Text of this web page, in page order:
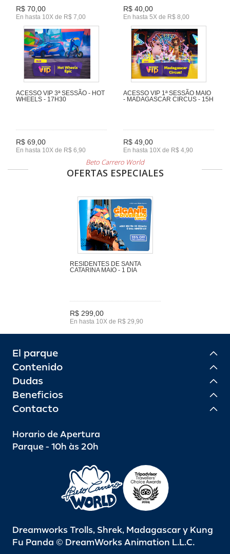
R$ 70,00
En hasta 10X de R$ 7,00
R$ 40,00
En hasta 5X de R$ 8,00
ACESSO VIP 3ª SESSÃO - HOT
WHEELS - 17H30
R$ 69,00
En hasta 10X de R$ 6,90
ACESSO VIP 1ª SESSÃO MAIO
- MADAGASCAR CIRCUS - 15H
R$ 49,00
En hasta 10X de R$ 4,90
Beto Carrero World
OFERTAS ESPECIALES
RESIDENTES DE SANTA
CATARINA MAIO - 1 DIA
R$ 299,00
En hasta 10X de R$ 29,90
El parque
Contenido
Dudas
Beneficios
Contacto
Horario de Apertura
Parque - 10h às 20h
Dreamworks Trolls, Shrek, Madagascar y Kung
Fu Panda © DreamWorks Animation L.L.C.